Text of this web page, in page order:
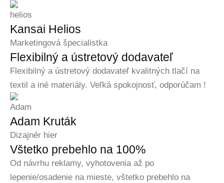
Kansai Helios
Marketingová špecialistka
Flexibilný a ústretový dodavateľ
Flexibilný a ústretový dodavateľ kvalitných tlačí na
textil a iné materiály. Veľká spokojnosť, odporúčam !
Adam Kruták
Dizajnér hier
Vštetko prebehlo na 100%
Od návrhu reklamy, vyhotovenia až po
lepenie/osadenie na mieste, vštetko prebehlo na